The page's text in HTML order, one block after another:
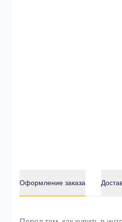
Оформление заказа